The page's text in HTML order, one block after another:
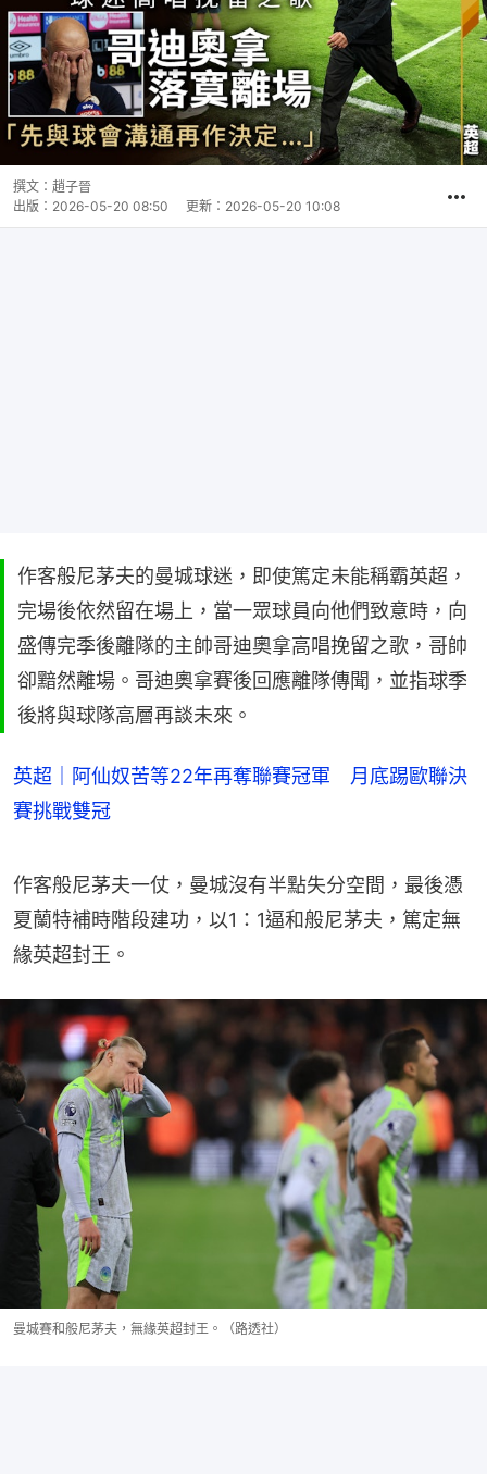
撰文： 趙子晉
出版： 2026-05-20 08:50 更新： 2026-05-20 10:08
作客般尼茅夫的曼城球迷，即使篤定未能稱霸英超，
完場後依然留在場上，當一眾球員向他們致意時，向
盛傳完季後離隊的主帥哥迪奧拿高唱挽留之歌，哥帥
卻黯然離場。哥迪奧拿賽後回應離隊傳聞，並指球季
後將與球隊高層再談未來。
英超｜阿仙奴苦等22年再奪聯賽冠軍 月底踢歐聯決
賽挑戰雙冠
作客般尼茅夫一仗，曼城沒有半點失分空間，最後憑
夏蘭特補時階段建功，以1：1逼和般尼茅夫，篤定無
緣英超封王。
曼城賽和般尼茅夫，無緣英超封王。（路透社）